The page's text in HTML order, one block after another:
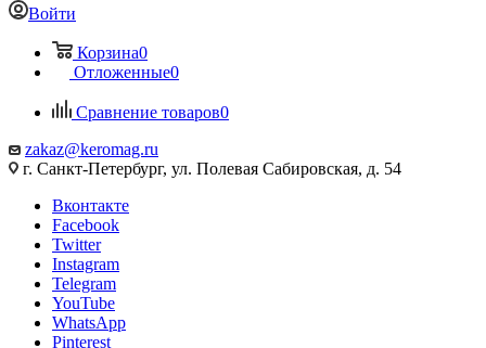
Войти
Корзина0
Отложенные0
Сравнение товаров0
zakaz@keromag.ru
г. Санкт-Петербург, ул. Полевая Сабировская, д. 54
Вконтакте
Facebook
Twitter
Instagram
Telegram
YouTube
WhatsApp
Pinterest